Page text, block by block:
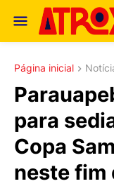
Página inicial
para
Copa
neste fim